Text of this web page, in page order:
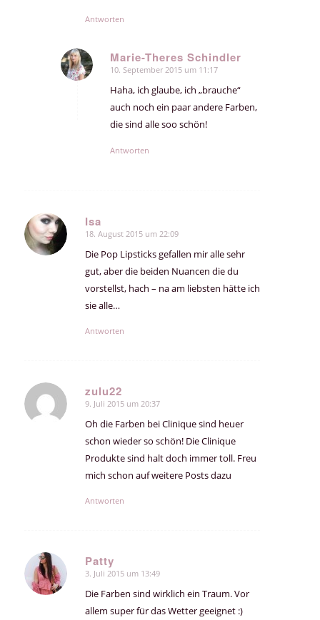
Antworten
Marie-Theres Schindler
sagte:
10. September 2015 um 11:17
Haha, ich glaube, ich „brauche“
auch noch ein paar andere Farben,
die sind alle soo schön!
Antworten
Isa
sagte:
18. August 2015 um 22:09
Die Pop Lipsticks gefallen mir alle sehr
gut, aber die beiden Nuancen die du
vorstellst, hach – na am liebsten hätte ich
sie alle…
Antworten
zulu22
sagte:
9. Juli 2015 um 20:37
Oh die Farben bei Clinique sind heuer
schon wieder so schön! Die Clinique
Produkte sind halt doch immer toll. Freu
mich schon auf weitere Posts dazu
Antworten
Patty
sagte:
3. Juli 2015 um 13:49
Die Farben sind wirklich ein Traum. Vor
allem super für das Wetter geeignet :)